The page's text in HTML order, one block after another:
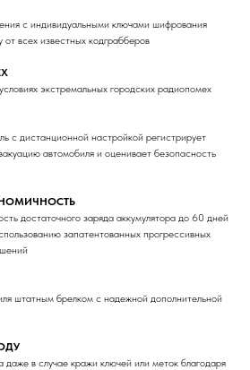
c индивидуальными ключами шифрования
всех известных кодграбберов
экстремальных городских радиопомех
с дистанционной настройкой регистрирует
автомобиля и оценивает безопасность
достаточного заряда аккумулятора до 60 дней
запатентованных прогрессивных
штатным брелком с надежной дополнительной
даже в случае кражи ключей или меток благодаря